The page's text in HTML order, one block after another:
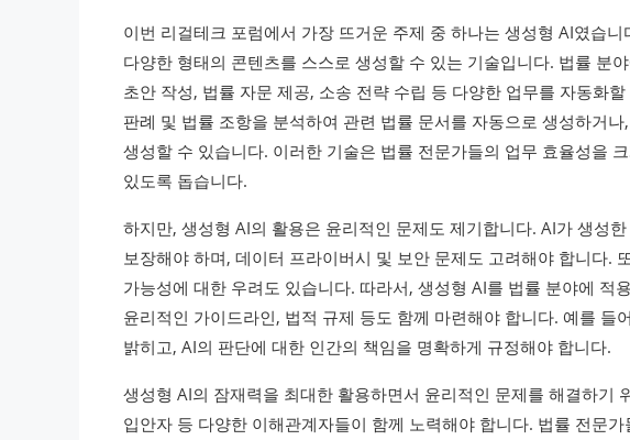
이번 리걸테크 포럼에서 가장 뜨거운 주제 중 하나는 생성형 AI였습
다양한 형태의 콘텐츠를 스스로 생성할 수 있는 기술입니다. 법률 분
초안 작성, 법률 자문 제공, 소송 전략 수립 등 다양한 업무를 자동화
판례 및 법률 조항을 분석하여 관련 법률 문서를 자동으로 생성하거
생성할 수 있습니다. 이러한 기술은 법률 전문가들의 업무 효율성을
있도록 돕습니다.
하지만, 생성형 AI의 활용은 윤리적인 문제도 제기합니다. AI가 생성
보장해야 하며, 데이터 프라이버시 및 보안 문제도 고려해야 합니다.
가능성에 대한 우려도 있습니다. 따라서, 생성형 AI를 법률 분야에 적
윤리적인 가이드라인, 법적 규제 등도 함께 마련해야 합니다. 예를 들
밝히고, AI의 판단에 대한 인간의 책임을 명확하게 규정해야 합니다.
생성형 AI의 잠재력을 최대한 활용하면서 윤리적인 문제를 해결하기
입안자 등 다양한 이해관계자들이 함께 노력해야 합니다. 법률 전문